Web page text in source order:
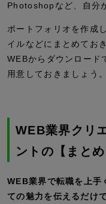
Photoshopなど、自分
ポートフォリオを作成
イルなどにまとめてお
WEBからダウンロード
用意しておきましょう。
WEB業界クリ
ントの【まとめ
WEB業界で転職を上手
ての魅力を伝えるだけ